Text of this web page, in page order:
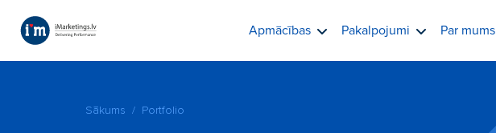
Apmācības Pakalpojumi Par mums
Sākums Portfolio